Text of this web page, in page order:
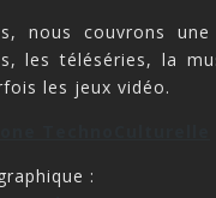
nous couvrons
les téléséries, la
les jeux vidéo.
: